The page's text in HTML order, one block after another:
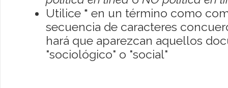
Utilice * en un término como
secuencia de caracteres
hará que aparezcan aquellos
"sociológico" o "social"